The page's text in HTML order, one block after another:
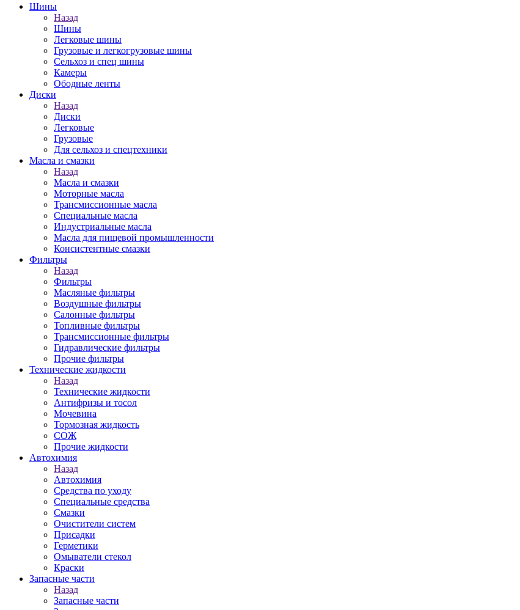
Шины
Назад
Шины
Легковые шины
Грузовые и легкогрузовые шины
Сельхоз и спец шины
Камеры
Ободные ленты
Диски
Назад
Диски
Легковые
Грузовые
Для сельхоз и спецтехники
Масла и смазки
Назад
Масла и смазки
Моторные масла
Трансмиссионные масла
Специальные масла
Индустриальные масла
Масла для пищевой промышленности
Консистентные смазки
Фильтры
Назад
Фильтры
Масляные фильтры
Воздушные фильтры
Салонные фильтры
Топливные фильтры
Трансмиссионные фильтры
Гидравлические фильтры
Прочие фильтры
Технические жидкости
Назад
Технические жидкости
Антифризы и тосол
Мочевина
Тормозная жидкость
СОЖ
Прочие жидкости
Автохимия
Назад
Автохимия
Средства по уходу
Специальные средства
Смазки
Очистители систем
Присадки
Герметики
Омыватели стекол
Краски
Запасные части
Назад
Запасные части